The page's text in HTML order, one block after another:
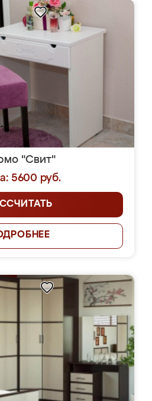
"Свит"
5600 руб.